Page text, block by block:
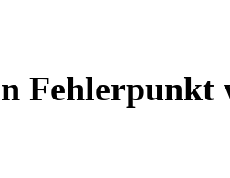
Fehlerpunkt